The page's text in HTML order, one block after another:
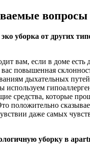
вопросы
уборка от других
вам, если в доме есть
повышенная
дыхательных
используем
средства, которые
положительно
даже самых
уборку в